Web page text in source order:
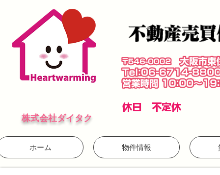
​休日 不定休
株式会社ダイタク
ホーム 物件情報